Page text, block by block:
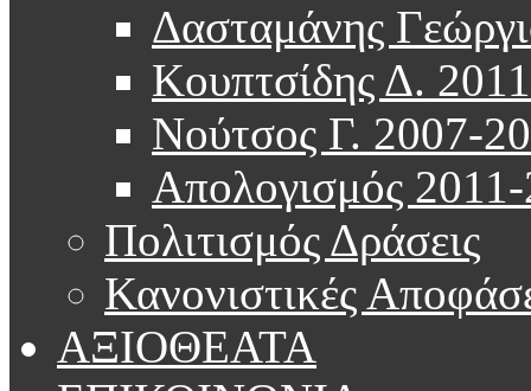
Δασταμάνης
Κουπτσίδης Δ.
Νούτσος Γ. 2007-
Απολογισμός
Πολιτισμός Δράσεις
Κανονιστικές
ΑΞΙΟΘΕΑΤΑ